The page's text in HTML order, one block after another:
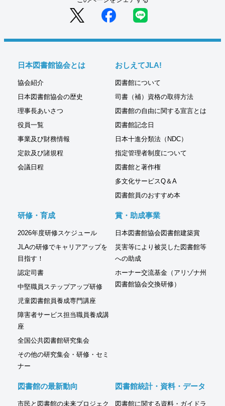
日本図書館協会とは
協会紹介
日本図書館協会の歴史
理事長あいさつ
役員一覧
事業及び財務情報
定款及び諸規程
会議日程
おしえてJLA!
図書館について
司書（補）資格の取得方法
図書館の自由に関する宣言とは
図書館記念日
日本十進分類法（NDC）
指定管理者制度について
図書館と著作権
多文化サービスQ＆A
図書館員のおすすめ本
研修・育成
2026年度研修スケジュール
JLAの研修でキャリアアップを
目指す！
認定司書
中堅職員ステップアップ研修
児童図書館員養成専門講座
障害者サービス担当職員養成講
座
全国公共図書館研究集会
その他の研究集会・研修・セミ
ナー
賞・助成事業
日本図書館協会図書館建築賞
災害等により被災した図書館等
への助成
ホーナー交流基金（アリゾナ州
図書館協会交換研修）
図書館の最新動向
市民と図書館の未来プロジェク
図書館統計・資料・データ
図書館に関する資料・ガイドラ